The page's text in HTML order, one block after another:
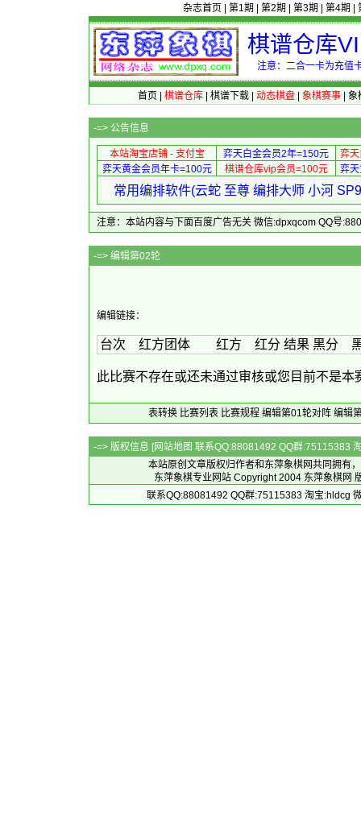
杂志首页 第1期 第2期 第3期 第4期
棋谱仓库
注意：二合一卡为充值
首页 棋谱仓库| 棋谱下载| 动态棋盘| 象棋赛事| 象
-=> 公告信息
本站淘宝店铺 - 支付宝 弈天白金会员2年=150元
弈
弈天黄金会员年卡=100元
棋谱仓库vip会员=100元 弈
常用编排软件(云蛇 至尊 编排大师 小河
注意：本站内容与下面百度广告无关 微信:dpxqcom QQ号
-=> 编辑
编辑链接：
台次 红方团体 红方 红分 结果 黑
此比赛不存在或还未通过审核或您目前不是
表转换 比赛列表 比赛规程 编辑第01轮对阵 编辑
-=> 版权信息 [网站地图 联系QQ:88081492 QQ群:75115383
本站原创文章版权归作者和 东萍象棋网共同拥有
东萍象棋专业网站 Copyright 2004 东萍象棋网
联系QQ:88081492 QQ群:75115383 淘宝:hldcg